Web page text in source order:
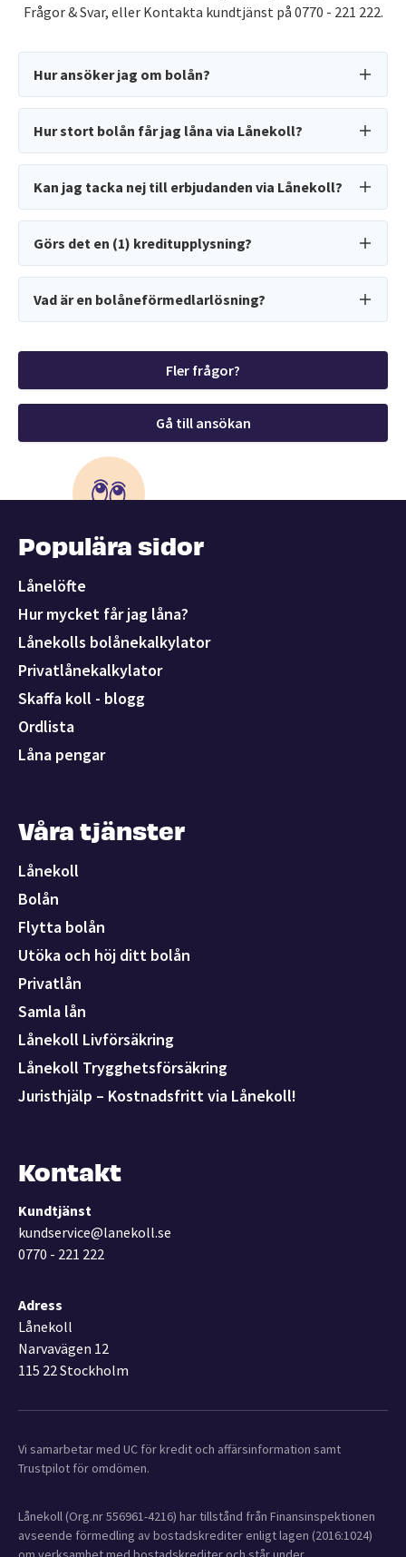
Frågor & Svar, eller Kontakta kundtjänst på 0770 - 221 222.
Hur ansöker jag om bolån?
Hur stort bolån får jag låna via Lånekoll?
Kan jag tacka nej till erbjudanden via Lånekoll?
Görs det en (1) kreditupplysning?
Vad är en bolåneförmedlarlösning?
Fler frågor?
Gå till ansökan
Populära sidor
Lånelöfte
Hur mycket får jag låna?
Lånekolls bolånekalkylator
Privatlånekalkylator
Skaffa koll - blogg
Ordlista
Låna pengar
Våra tjänster
Lånekoll
Bolån
Flytta bolån
Utöka och höj ditt bolån
Privatlån
Samla lån
Lånekoll Livförsäkring
Lånekoll Trygghetsförsäkring
Juristhjälp – Kostnadsfritt via Lånekoll!
Kontakt
Kundtjänst
kundservice@lanekoll.se
0770 - 221 222
Adress
Lånekoll
Narvavägen 12
115 22 Stockholm
Vi samarbetar med UC för kredit och affärsinformation samt
Trustpilot för omdömen.
Lånekoll (Org.nr 556961-4216) har tillstånd från Finansinspektionen
avseende förmedling av bostadskrediter enligt lagen (2016:1024)